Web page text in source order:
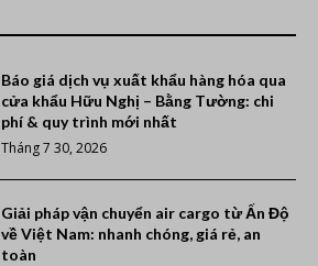
Báo giá dịch vụ xuất khẩu hàng hóa qua
cửa khẩu Hữu Nghị – Bằng Tường: chi
phí & quy trình mới nhất
Tháng 7 30, 2026
Giải pháp vận chuyển air cargo từ Ấn Độ
về Việt Nam: nhanh chóng, giá rẻ, an
toàn